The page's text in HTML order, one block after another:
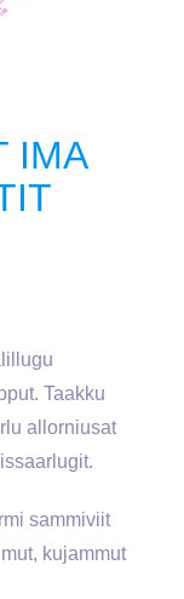
IMA
Taakku
allorniusat
sammiviit
kujammut